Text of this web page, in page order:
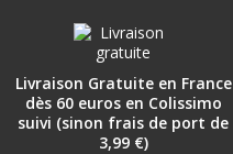
Livraison Gratuite en France
dès 60 euros en Colissimo
suivi (sinon frais de port de
3,99 €)